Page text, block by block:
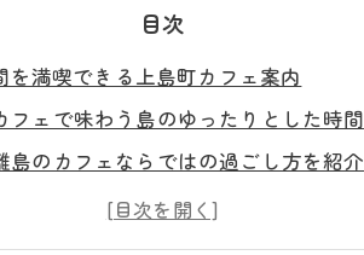
目次
を満喫できる上島町カフェ案内
フェで味わう島のゆったりとした時間
島のカフェならではの過ごし方を紹介
上島町カフェ巡りのおすすめポイント解
フェ好きが惹かれる島時間の魅力に